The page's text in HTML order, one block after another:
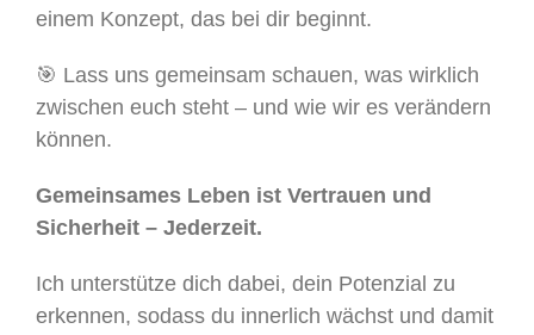
einem Konzept, das bei dir beginnt.
🎯 Lass uns gemeinsam schauen, was wirklich
zwischen euch steht – und wie wir es verändern
können.
Gemeinsames Leben ist Vertrauen und
Sicherheit – Jederzeit.
Ich unterstütze dich dabei, dein Potenzial zu
erkennen, sodass du innerlich wächst und damit